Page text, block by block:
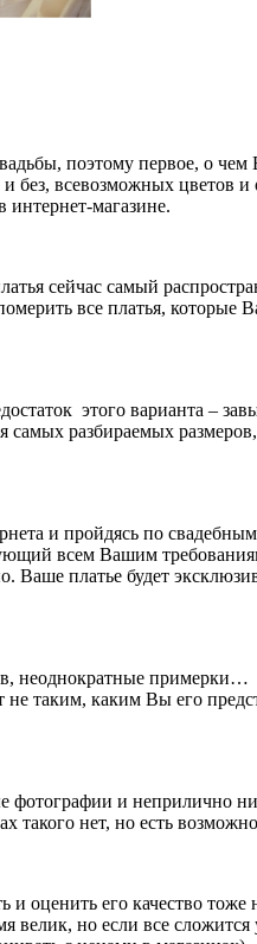
поэтому первое, о
всевозможных цветов
магазине.
сейчас самый
все платья, которые
этого варианта –
разбираемых
и пройдясь по
всем Вашим
Ваше платье будет
примерки…
не таким, каким Вы его
фотографии и
нет, но есть
его качество
но если все